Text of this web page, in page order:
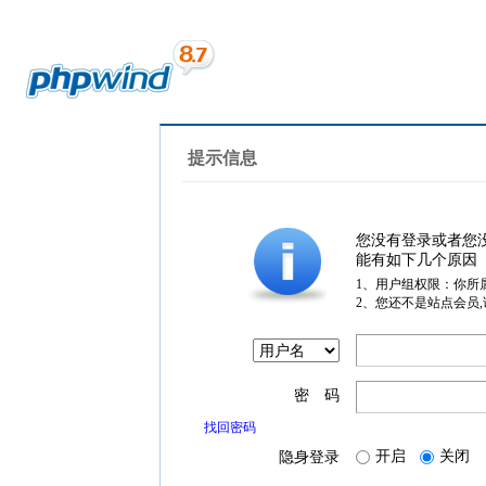
提示信息
您没有登录或者您
能有如下几个原因
1、用户组权限：你所
2、您还不是站点会员
密 码
找回密码
隐身登录 开启 关闭